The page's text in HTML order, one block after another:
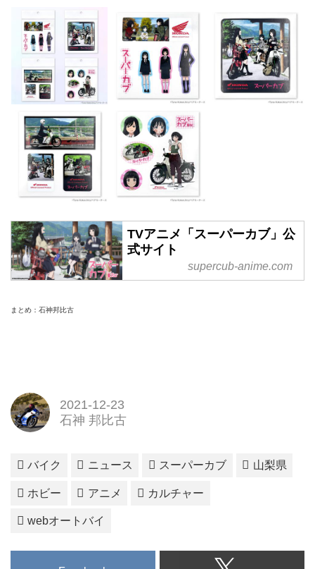
TVアニメ「スーパーカブ」公
式サイト
supercub-anime.com
まとめ：石神邦比古
2021-12-23
石神 邦比古
バイク ニュース スーパーカブ 山梨県
ホビー アニメ カルチャー
webオートバイ